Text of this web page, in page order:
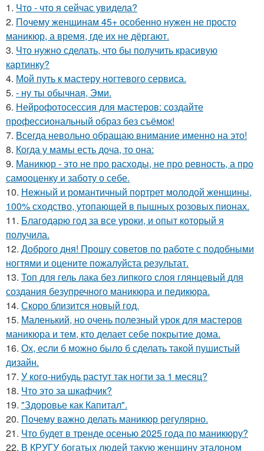
1. Что - что я сейчас увидела?
2. Почему женщинам 45+ особенно нужен не просто
маникюр, а время, где их не дёргают.
3. Что нужно сделать, что бы получить красивую
картинку?
4. Мой путь к мастеру ногтевого сервиса.
5. - ну ты обычная, Эми.
6. Нейрофотосессия для мастеров: создайте
профессиональный образ без съёмок!
7. Всегда невольно обращаю внимание именно на это!
8. Когда у мамы есть доча, то она:
9. Маникюр - это не про расходы, не про ревность, а про
самооценку и заботу о себе.
10. Нежный и романтичный портрет молодой женщины,
100% сходство, утопающей в пышных розовых пионах.
11. Благодарю год за все уроки, и опыт который я
получила.
12. Доброго дня! Прошу советов по работе с подобными
ногтями и оцените пожалуйста результат.
13. Топ для гель лака без липкого слоя глянцевый для
создания безупречного маникюра и педикюра.
14. Скоро близится новый год.
15. Маленький, но очень полезный урок для мастеров
маникюра и тем, кто делает себе покрытие дома.
16. Ох, если б можно было б сделать такой пушистый
дизайн.
17. У кого-нибудь растут так ногти за 1 месяц?
18. Что это за шкафчик?
19. "Здоровье как Капитал".
20. Почему важно делать маникюр регулярно.
21. Что будет в тренде осенью 2025 года по маникюру?
22. В КРУГУ богатых людей такую женщину эталоном